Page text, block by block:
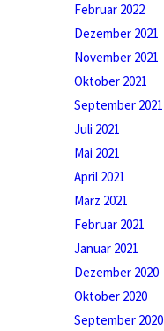
Februar 2022
Dezember 2021
November 2021
Oktober 2021
September 2021
Juli 2021
Mai 2021
April 2021
März 2021
Februar 2021
Januar 2021
Dezember 2020
Oktober 2020
September 2020